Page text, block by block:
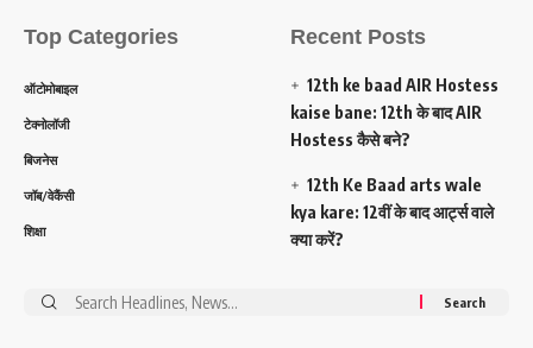
Top Categories
ऑटोमोबाइल
टेक्नोलॉजी
बिजनेस
जॉब/वेकैंसी
शिक्षा
Recent Posts
12th ke baad AIR Hostess
kaise bane: 12th के बाद AIR
Hostess कैसे बने?
12th Ke Baad arts wale
kya kare: 12वीं के बाद आर्ट्स वाले
क्या करें?
Search